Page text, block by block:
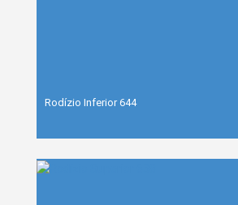
Rodízio Inferior 644